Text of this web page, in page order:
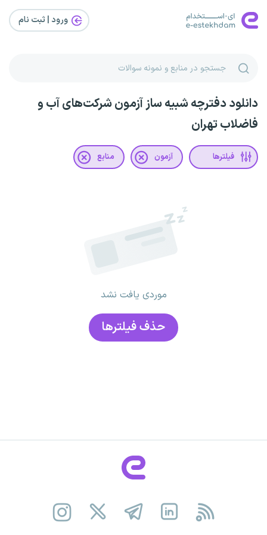
ورود | ثبت‌ نام
دانلود دفترچه شبیه ساز آزمون شرکت‌های آب و
فاضلاب تهران
فیلترها آزمون منابع
موردی یافت نشد
حذف فیلتر‌ها